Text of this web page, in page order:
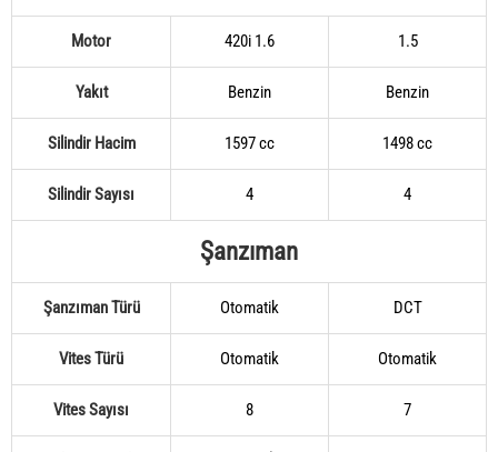
Motor 420i 1.6 1.5
Yakıt Benzin Benzin
Silindir Hacim 1597 cc 1498 cc
Silindir Sayısı 4 4
Şanzıman
Şanzıman Türü Otomatik DCT
Vites Türü Otomatik Otomatik
Vites Sayısı 8 7